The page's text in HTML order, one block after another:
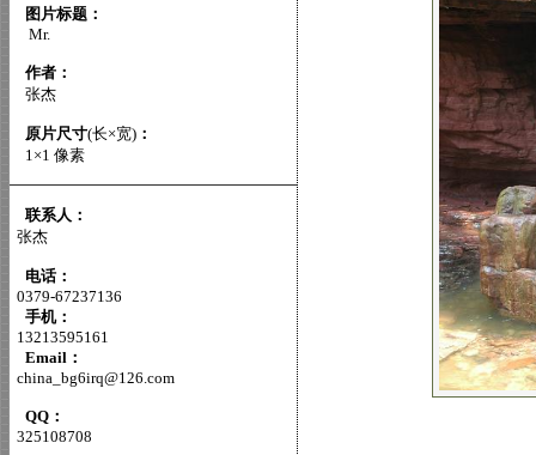
图片标题：
Mr.
作者：
张杰
原片尺寸(长×宽) ：
1×1 像素
联系人：
张杰
电话：
0379-67237136
手机：
13213595161
Email：
china_bg6irq@126.com
QQ：
325108708